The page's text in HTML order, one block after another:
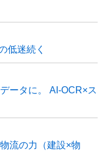
低迷続く
ータに。 AI-OCR×ス
流の力（建設×物